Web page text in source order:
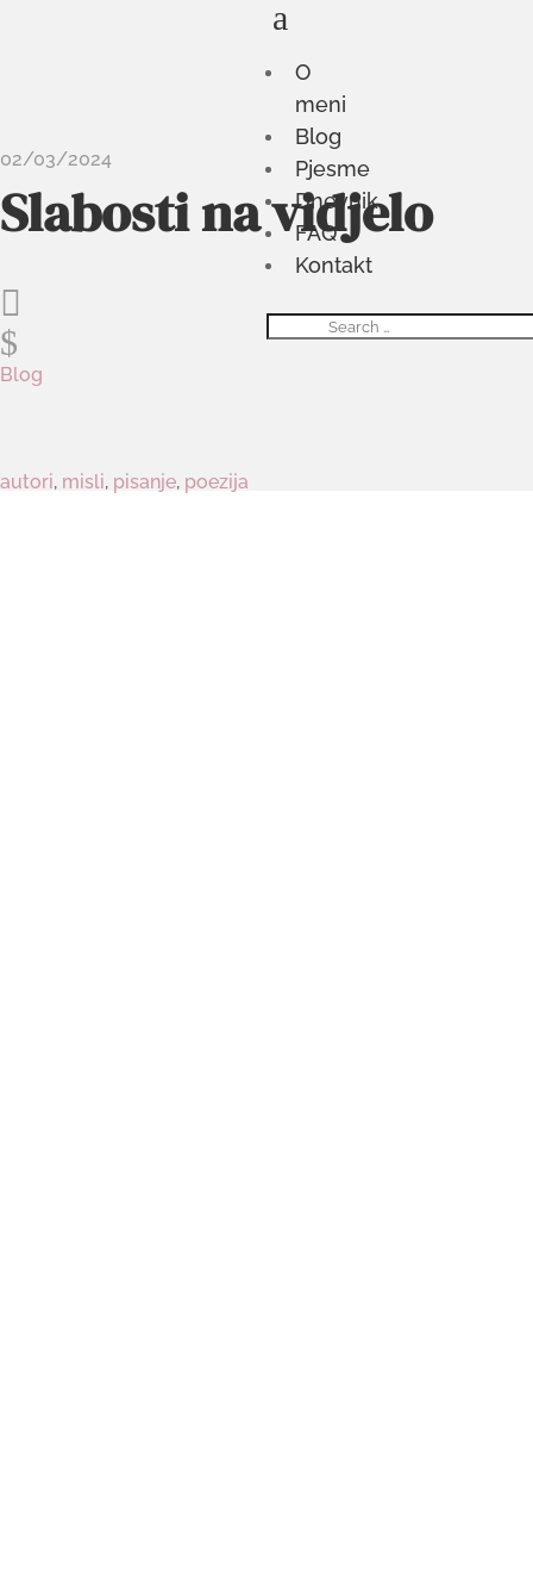
O
meni
Blog
Pjesme
Dnevnik
FAQ
Kontakt
a
02/03/2024
Slabosti na vidjelo

$
Blog
autori, misli, pisanje, poezija